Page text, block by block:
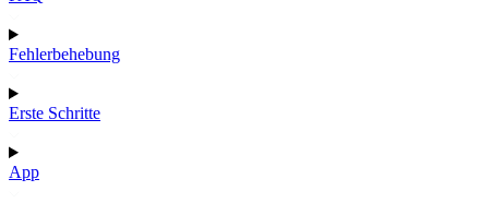
Fehlerbehebung
Erste Schritte
App